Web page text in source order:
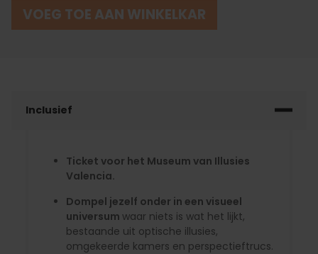
VOEG TOE AAN WINKELKAR
Inclusief
Ticket voor het Museum van Illusies
Valencia.
Dompel jezelf onder in een visueel
universum waar niets is wat het lijkt,
bestaande uit optische illusies,
omgekeerde kamers en perspectieftrucs.